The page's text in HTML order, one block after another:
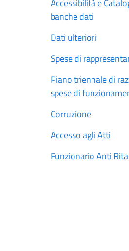
Accessibilità e
banche dati
Dati ulteriori
Spese di
Piano triennale di
spese di
Corruzione
Accesso agli Atti
Funzionario Anti